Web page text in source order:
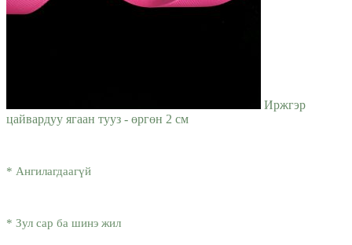
Иржгэр
цайвардуу ягаан тууз - өргөн 2 см
* Ангилагдаагүй
* Зул сар ба шинэ жил